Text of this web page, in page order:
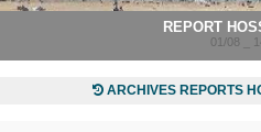
REPORT
01/08 _
ARCHIVES REPORTS